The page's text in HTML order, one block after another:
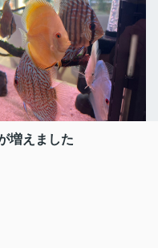
増えました